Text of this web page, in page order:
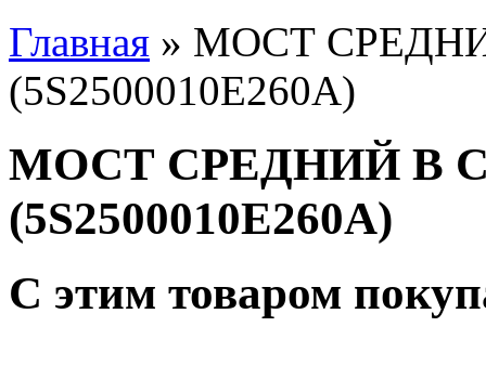
Вы здесь
Главная » МОСТ
(5S2500010Е260А)
МОСТ СРЕДНИЙ В
(5S2500010Е260А)
С этим товаром